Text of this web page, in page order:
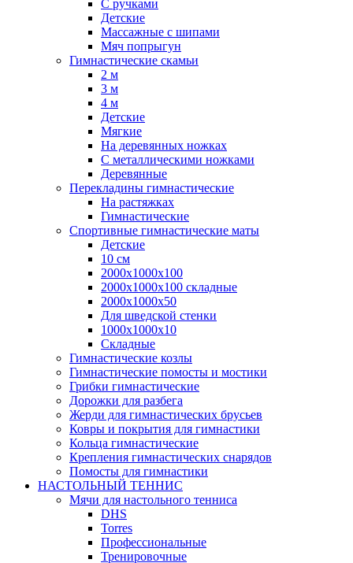
С ручками
Детские
Массажные с шипами
Мяч попрыгун
Гимнастические скамьи
2 м
3 м
4 м
Детские
Мягкие
На деревянных ножках
С металлическими ножками
Деревянные
Перекладины гимнастические
На растяжках
Гимнастические
Спортивные гимнастические маты
Детские
10 см
2000х1000х100
2000х1000х100 складные
2000х1000х50
Для шведской стенки
1000х1000х10
Складные
Гимнастические козлы
Гимнастические помосты и мостики
Грибки гимнастические
Дорожки для разбега
Жерди для гимнастических брусьев
Ковры и покрытия для гимнастики
Кольца гимнастические
Крепления гимнастических снарядов
Помосты для гимнастики
НАСТОЛЬНЫЙ ТЕННИС
Мячи для настольного тенниса
DHS
Torres
Профессиональные
Тренировочные